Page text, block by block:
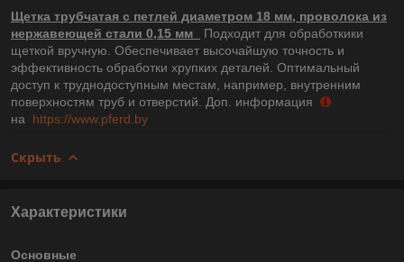
Щетка трубчатая с петлей диаметром 18 мм, проволока из
нержавеющей стали 0,15 мм
Подходит для обработкики
щеткой вручную. Обеспечивает высочайшую точность и
эффективность обработки хрупких деталей. Оптимальный
доступ к труднодоступным местам, например, внутренним
поверхностям труб и отверстий. Доп. информация
на https://www.pferd.by
Скрыть
Характеристики
Основные